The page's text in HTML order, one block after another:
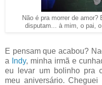
Não é pra morrer de amor?
disputam... à mim, o pai,
E pensam que acabou?
a
Indy, minha irmã e
eu levar um bolinho pra
meu aniversário.